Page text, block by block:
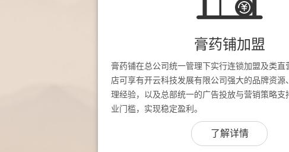
膏药铺加盟
膏药铺在总公司统一管理下实行连锁加盟及类直
店可享有开云科技发展有限公司强大的品牌资源
理经验，以及总部统一的广告投放与营销策略支
业门槛，实现稳定盈利。
了解详情